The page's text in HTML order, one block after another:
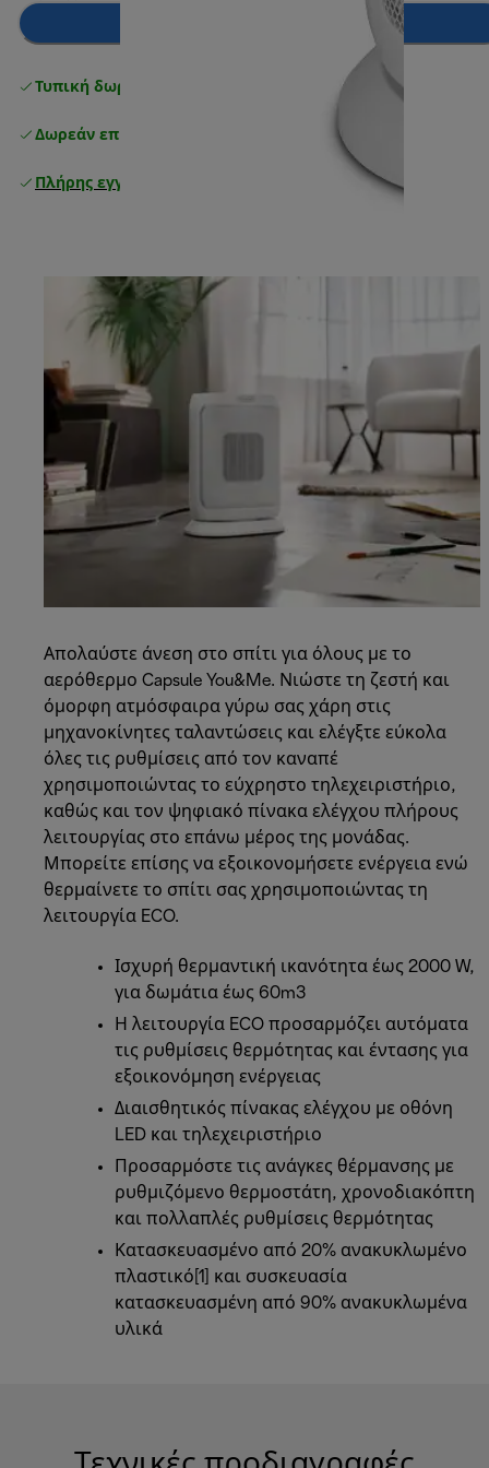
Τυπική δωρεάν παράδοση άνω των 49 €
Δωρεάν επιστροφές
Πλήρης εγγύηση κατασκευαστή
Απολαύστε άνεση στο σπίτι για όλους με το
αερόθερμο Capsule You&Me. Νιώστε τη ζεστή και
όμορφη ατμόσφαιρα γύρω σας χάρη στις
μηχανοκίνητες ταλαντώσεις και ελέγξτε εύκολα
όλες τις ρυθμίσεις από τον καναπέ
χρησιμοποιώντας το εύχρηστο τηλεχειριστήριο,
καθώς και τον ψηφιακό πίνακα ελέγχου πλήρους
λειτουργίας στο επάνω μέρος της μονάδας.
Μπορείτε επίσης να εξοικονομήσετε ενέργεια ενώ
θερμαίνετε το σπίτι σας χρησιμοποιώντας τη
λειτουργία ECO.
Ισχυρή θερμαντική ικανότητα έως 2000 W,
για δωμάτια έως 60m3
Η λειτουργία ECO προσαρμόζει αυτόματα
τις ρυθμίσεις θερμότητας και έντασης για
εξοικονόμηση ενέργειας
Διαισθητικός πίνακας ελέγχου με οθόνη
LED και τηλεχειριστήριο
Προσαρμόστε τις ανάγκες θέρμανσης με
ρυθμιζόμενο θερμοστάτη, χρονοδιακόπτη
και πολλαπλές ρυθμίσεις θερμότητας
Κατασκευασμένο από 20% ανακυκλωμένο
πλαστικό[1] και συσκευασία
κατασκευασμένη από 90% ανακυκλωμένα
υλικά